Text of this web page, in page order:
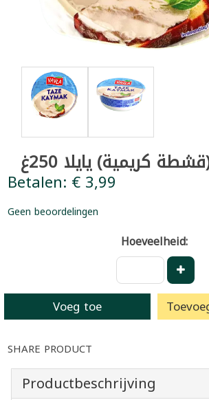
كريمية) يايلا 250غ
Betalen: € 3,99
Geen beoordelingen
Hoeveelheid:
Voeg toe
SHARE PRODUCT
Productbeschrijving